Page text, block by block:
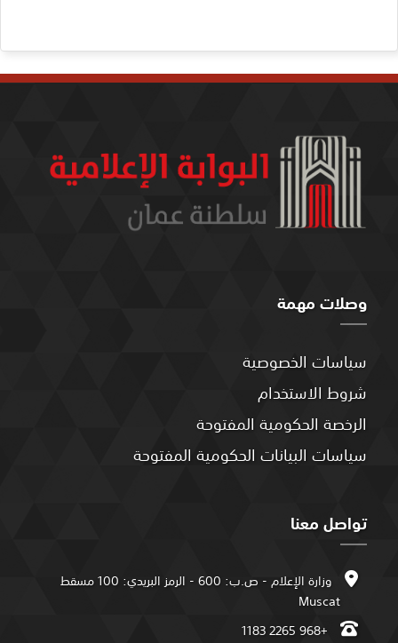
وصلات مهمة
سياسات الخصوصية
شروط الاستخدام
الرخصة الحكومية المفتوحة
سياسات البيانات الحكومية المفتوحة
تواصل معنا
وزارة الإعلام - ص.ب: 600 - الرمز البريدي: 100 مسقط
Muscat
+968 2265 1183